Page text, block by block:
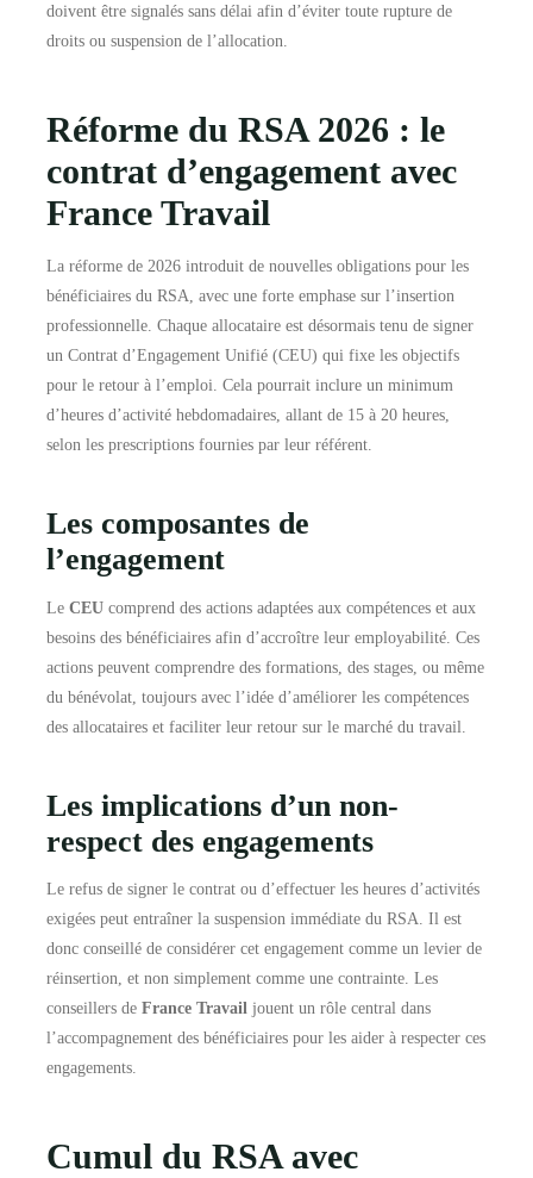
doivent être signalés sans délai afin d’éviter toute rupture de
droits ou suspension de l’allocation.
Réforme du RSA 2026 : le
contrat d’engagement avec
France Travail
La réforme de 2026 introduit de nouvelles obligations pour les
bénéficiaires du RSA, avec une forte emphase sur l’insertion
professionnelle. Chaque allocataire est désormais tenu de signer
un Contrat d’Engagement Unifié (CEU) qui fixe les objectifs
pour le retour à l’emploi. Cela pourrait inclure un minimum
d’heures d’activité hebdomadaires, allant de 15 à 20 heures,
selon les prescriptions fournies par leur référent.
Les composantes de
l’engagement
Le CEUcomprend des actions adaptées aux compétences et aux
besoins des bénéficiaires afin d’accroître leur employabilité. Ces
actions peuvent comprendre des formations, des stages, ou même
du bénévolat, toujours avec l’idée d’améliorer les compétences
des allocataires et faciliter leur retour sur le marché du travail.
Les implications d’un non-
respect des engagements
Le refus de signer le contrat ou d’effectuer les heures d’activités
exigées peut entraîner la suspension immédiate du RSA. Il est
donc conseillé de considérer cet engagement comme un levier de
réinsertion, et non simplement comme une contrainte. Les
conseillers de France Travailjouent un rôle central dans
l’accompagnement des bénéficiaires pour les aider à respecter ces
engagements.
Cumul du RSA avec